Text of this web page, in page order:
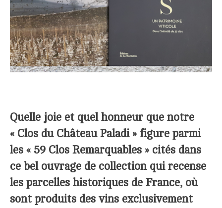
Quelle joie et quel honneur que notre
« Clos du Château Paladi » figure parmi
les « 59 Clos Remarquables » cités dans
ce bel ouvrage de collection qui recense
les parcelles historiques de France, où
sont produits des vins exclusivement